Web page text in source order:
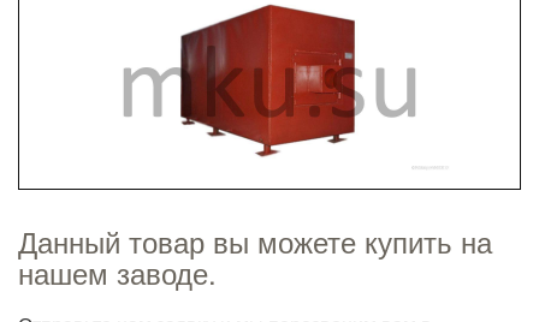
Данный товар вы можете купить на
нашем заводе.